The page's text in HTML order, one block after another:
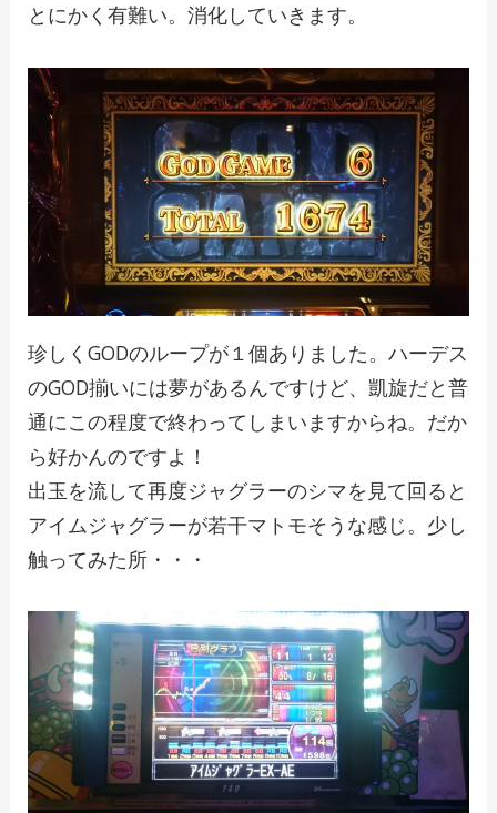
とにかく有難い。消化していきます。
珍しくGODのループが１個ありました。ハーデス
のGOD揃いには夢があるんですけど、凱旋だと普
通にこの程度で終わってしまいますからね。だか
ら好かんのですよ！
出玉を流して再度ジャグラーのシマを見て回ると
アイムジャグラーが若干マトモそうな感じ。少し
触ってみた所・・・